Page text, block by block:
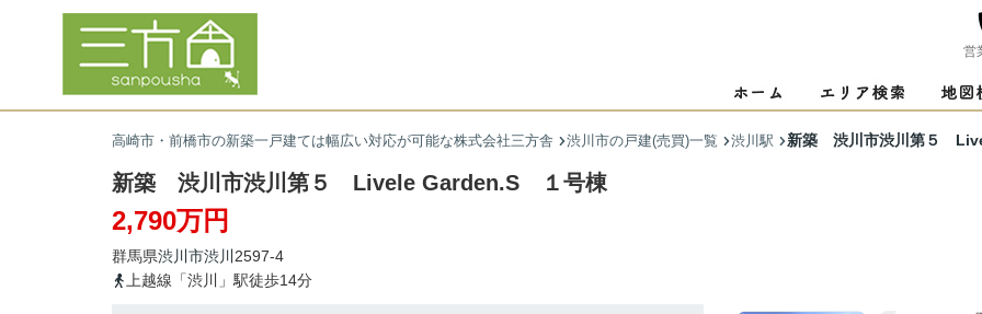
営
高崎市・前橋市の新築一戸建ては幅広い対応が可能な株式会社三方舎 渋川市の戸建(売買)一覧 渋川駅 新築 渋川市渋川第５
新築 渋川市渋川第５ Livele Garden.S １号棟
2,790万円
群馬県渋川市渋川 2597-4
上越線「渋川」駅徒歩14分